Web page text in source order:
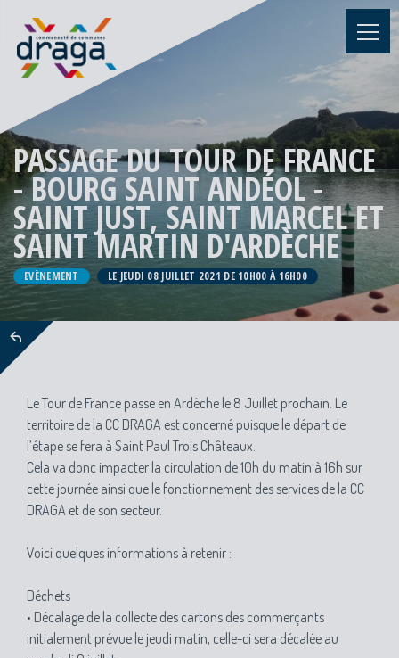
PASSAGE DU TOUR DE FRANCE
- BOURG SAINT ANDÉOL -
SAINT JUST, SAINT MARCEL ET
SAINT MARTIN D'ARDÈCHE
EVÈNEMENT LE JEUDI 08 JUILLET 2021 DE 10H00 À 16H00
Le Tour de France passe en Ardèche le 8 Juillet prochain. Le
territoire de la CC DRAGA est concerné puisque le départ de
l’étape se fera à Saint Paul Trois Châteaux.
Cela va donc impacter la circulation de 10h du matin à 16h sur
cette journée ainsi que le fonctionnement des services de la CC
DRAGA et de son secteur.
Voici quelques informations à retenir :
Déchets
• Décalage de la collecte des cartons des commerçants
initialement prévue le jeudi matin, celle-ci sera décalée au